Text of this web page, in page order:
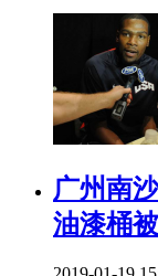
广州南
油漆桶